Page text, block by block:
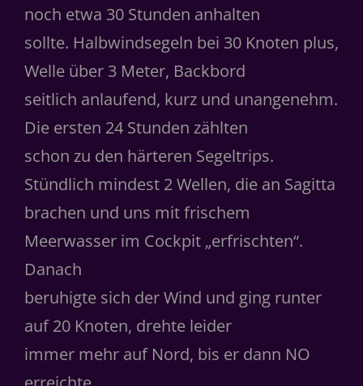
noch etwa 30 Stunden anhalten
sollte. Halbwindsegeln bei 30 Knoten plus,
Welle über 3 Meter, Backbord
seitlich anlaufend, kurz und unangenehm.
Die ersten 24 Stunden zählten
schon zu den härteren Segeltrips.
Stündlich mindest 2 Wellen, die an Sagitta
brachen und uns mit frischem
Meerwasser im Cockpit „erfrischten“.
Danach
beruhigte sich der Wind und ging runter
auf 20 Knoten, drehte leider
immer mehr auf Nord, bis er dann NO